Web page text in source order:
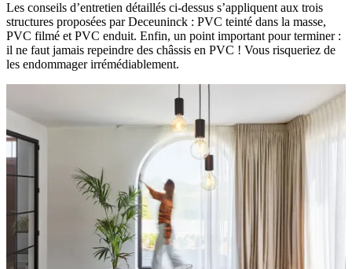
Les conseils d’entretien détaillés ci-dessus s’appliquent aux trois
structures proposées par Deceuninck : PVC teinté dans la masse,
PVC filmé et PVC enduit. Enfin, un point important pour terminer :
il ne faut jamais repeindre des châssis en PVC ! Vous risqueriez de
les endommager irrémédiablement.